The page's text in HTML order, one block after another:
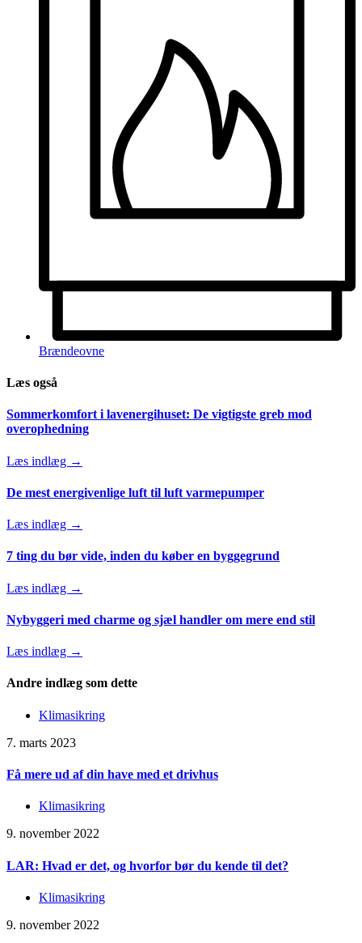
Brændeovne
Læs også
Sommerkomfort i lavenergihuset: De vigtigste greb mod
overophedning
Læs indlæg →
De mest energivenlige luft til luft varmepumper
Læs indlæg →
7 ting du bør vide, inden du køber en byggegrund
Læs indlæg →
Nybyggeri med charme og sjæl handler om mere end stil
Læs indlæg →
Andre indlæg som dette
Klimasikring
7. marts 2023
Få mere ud af din have med et drivhus
Klimasikring
9. november 2022
LAR: Hvad er det, og hvorfor bør du kende til det?
Klimasikring
9. november 2022